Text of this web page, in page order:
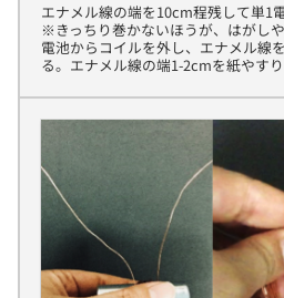
エナメル線の端を10cm程残して単1
※きっちり巻かないほうが、はがしや
電池からコイルを外し、エナメル線
る。エナメル線の端1-2cmを紙やすり